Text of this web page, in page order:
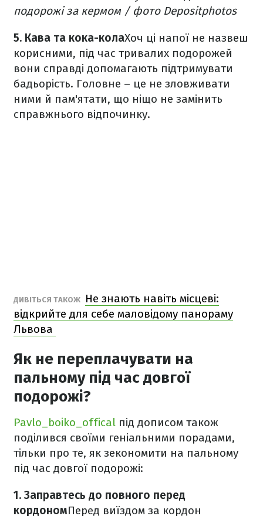
подорожі за кермом / фото Depositphotos
5. Кава та кока-колаХоч ці напої не назвеш
корисними, під час тривалих подорожей
вони справді допомагають підтримувати
бадьорість. Головне – це не зловживати
ними й пам'ятати, що ніщо не замінить
справжнього відпочинку.
ДИВІТЬСЯ ТАКОЖ
Не знають навіть місцеві:
відкрийте для себе маловідому панораму
Львова
Як не переплачувати на
пальному під час довгої
подорожі?
Pavlo_boiko_offical під дописом також
поділився своїми геніальними порадами,
тільки про те, як зекономити на пальному
під час довгої подорожі:
1. Заправтесь до повного перед
кордономПеред виїздом за кордон